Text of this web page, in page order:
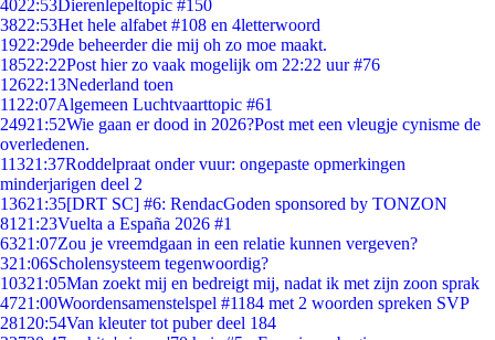
4022:53Dierenlepeltopic #150
3822:53Het hele alfabet #108 en 4letterwoord
1922:29de beheerder die mij oh zo moe maakt.
18522:22Post hier zo vaak mogelijk om 22:22 uur #76
12622:13Nederland toen
11 22:07Algemeen Luchtvaarttopic #61
24921:52Wie gaan er dood in 2026?Post met een vleugje cynisme de
overledenen.
11321:37Roddelpraat onder vuur: ongepaste opmerkingen
minderjarigen deel 2
13621:35[DRT SC] #6: RendacGoden sponsored by TONZON
81 21:23Vuelta a España 2026 #1
6321:07Zou je vreemdgaan in een relatie kunnen vergeven?
321:06Scholensysteem tegenwoordig?
10321:05Man zoekt mij en bedreigt mij, nadat ik met zijn zoon sprak
4721:00Woordensamenstelspel #1184 met 2 woorden spreken SVP
281 20:54Van kleuter tot puber deel 184